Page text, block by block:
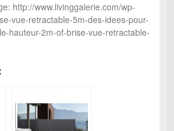
http://www.livinggalerie.com/wp-
vue-retractable-5m-des-idees-pour-
hauteur-2m-of-brise-vue-retractable-